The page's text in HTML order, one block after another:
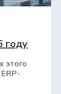
году
этого